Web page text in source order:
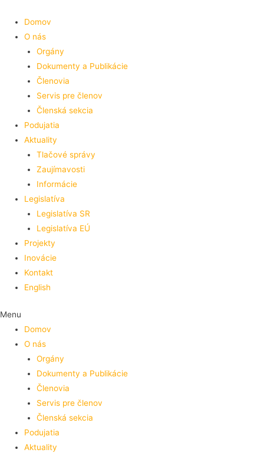
obsah
Domov
O nás
Orgány
Dokumenty a Publikácie
Členovia
Servis pre členov
Členská sekcia
Podujatia
Aktuality
Tlačové správy
Zaujímavosti
Informácie
Legislatíva
Legislatíva SR
Legislatíva EÚ
Projekty
Inovácie
Kontakt
English
Menu
Domov
O nás
Orgány
Dokumenty a Publikácie
Členovia
Servis pre členov
Členská sekcia
Podujatia
Aktuality